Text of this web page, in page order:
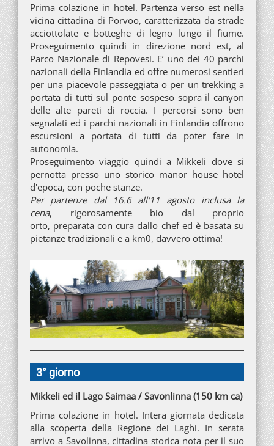
Prima colazione in hotel. Partenza verso est nella
vicina cittadina di Porvoo, caratterizzata da strade
acciottolate e botteghe di legno lungo il fiume.
Proseguimento quindi in direzione nord est, al
Parco Nazionale di Repovesi. E’ uno dei 40 parchi
nazionali della Finlandia ed offre numerosi sentieri
per una piacevole passeggiata o per un trekking a
portata di tutti sul ponte sospeso sopra il canyon
delle alte pareti di roccia. I percorsi sono ben
segnalati ed i parchi nazionali in Finlandia offrono
escursioni a portata di tutti da poter fare in
autonomia.
Proseguimento viaggio quindi a Mikkeli dove si
pernotta presso uno storico manor house hotel
d'epoca, con poche stanze.
Per partenze dal 16.6 all'11 agosto inclusa la
cena, rigorosamente bio dal proprio
orto, preparata con cura dallo chef ed è basata su
pietanze tradizionali e a km0, davvero ottima!
3° giorno
Mikkeli ed il Lago Saimaa / Savonlinna (150 km ca)
Prima colazione in hotel. Intera giornata dedicata
alla scoperta della Regione dei Laghi. In serata
arrivo a Savolinna, cittadina storica nota per il suo